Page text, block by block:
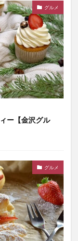
グルメ
ー【金沢グル
グルメ